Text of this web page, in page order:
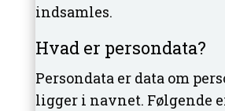
indsamles.
Hvad er persondata?
Persondata er data om
ligger i navnet. Følgende